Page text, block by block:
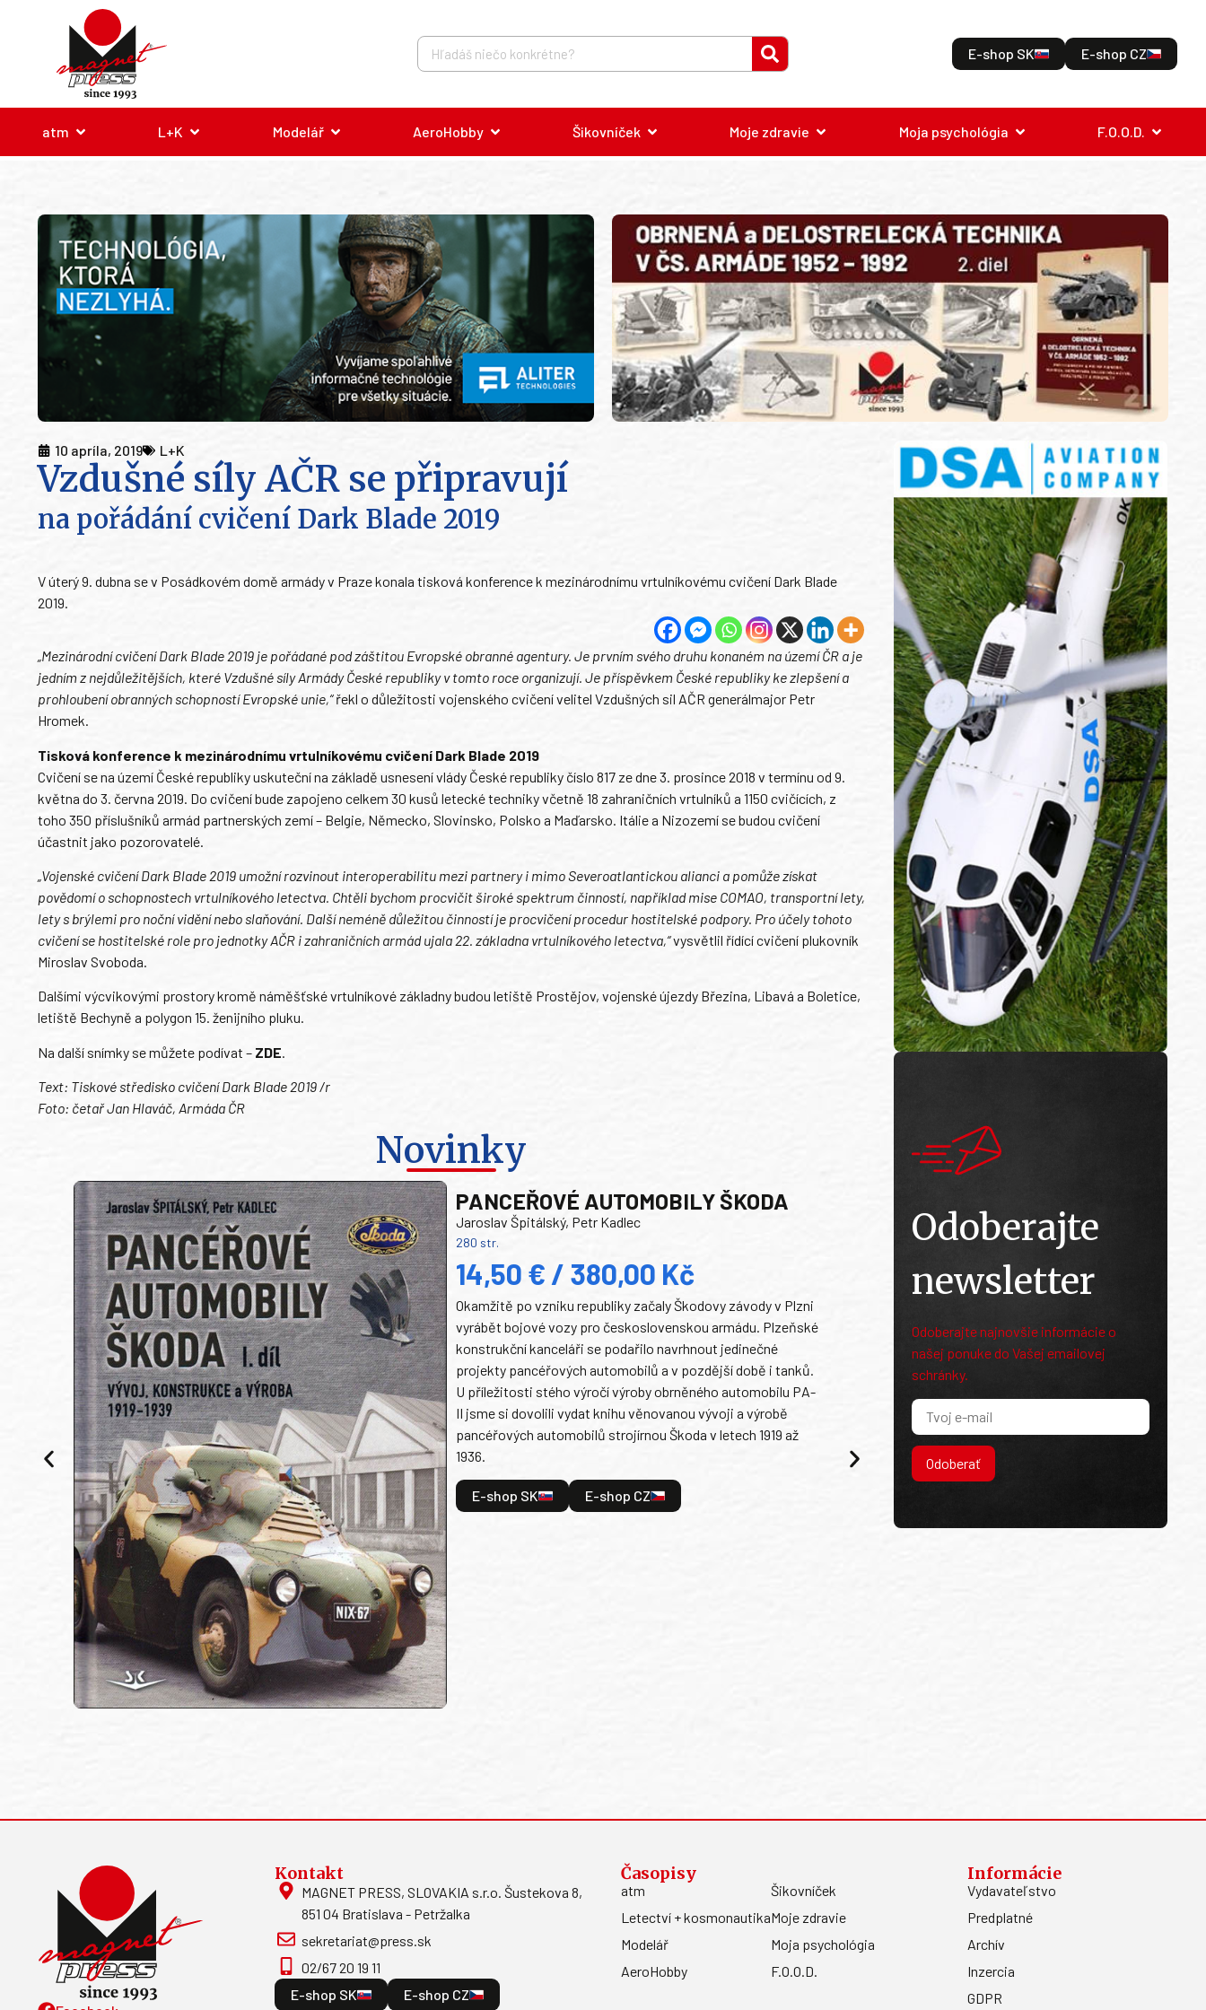
E-shop SK E-shop CZ
atm L+K Modelář AeroHobby Šikovníček Moje zdravie Moja psychológia F.O.O.D.
10 apríla, 2019 L+K
Vzdušné síly AČR se připravují
na pořádání cvičení Dark Blade 2019
V úterý 9. dubna se v Posádkovém domě armády v Praze konala tisková konference k mezinárodnímu vrtulníkovému cvičení Dark Blade
2019.
„Mezinárodní cvičení Dark Blade 2019 je pořádané pod záštitou Evropské obranné agentury. Je prvním svého druhu konaném na území ČR a je
jedním z nejdůležitějších, které Vzdušné síly Armády České republiky v tomto roce organizují. Je příspěvkem České republiky ke zlepšení a
prohloubení obranných schopností Evropské unie,“řekl o důležitosti vojenského cvičení velitel Vzdušných sil AČR generálmajor Petr
Hromek.
Tisková konference k mezinárodnímu vrtulníkovému cvičení Dark Blade 2019
Cvičení se na území České republiky uskuteční na základě usnesení vlády České republiky číslo 817 ze dne 3. prosince 2018 v termínu od 9.
května do 3. června 2019. Do cvičení bude zapojeno celkem 30 kusů letecké techniky včetně 18 zahraničních vrtulníků a 1150 cvičících, z
toho 350 příslušníků armád partnerských zemí – Belgie, Německo, Slovinsko, Polsko a Maďarsko. Itálie a Nizozemí se budou cvičení
účastnit jako pozorovatelé.
„Vojenské cvičení Dark Blade 2019 umožní rozvinout interoperabilitu mezi partnery i mimo Severoatlantickou alianci a pomůže získat
povědomí o schopnostech vrtulníkového letectva. Chtěli bychom procvičit široké spektrum činností, například mise COMAO, transportní lety,
lety s brýlemi pro noční vidění nebo slaňování. Další neméně důležitou činností je procvičení procedur hostitelské podpory. Pro účely tohoto
cvičení se hostitelské role pro jednotky AČR i zahraničních armád ujala 22. základna vrtulníkového letectva,“vysvětlil řídící cvičení plukovník
Miroslav Svoboda.
Dalšími výcvikovými prostory kromě náměšťské vrtulníkové základny budou letiště Prostějov, vojenské újezdy Březina, Libavá a Boletice,
letiště Bechyně a polygon 15. ženijního pluku.
Na další snímky se můžete podívat – ZDE
Text: Tiskové středisko cvičení Dark Blade 2019 /r
Foto: četař Jan Hlaváč, Armáda ČR
Novinky
PANCEŘOVÉ AUTOMOBILY ŠKODA
Jaroslav Špitálský, Petr Kadlec
280 str.
14,50 € / 380,00 Kč
Okamžitě po vzniku republiky začaly Škodovy závody v Plzni
vyrábět bojové vozy pro československou armádu. Plzeňské
konstrukční kanceláři se podařilo navrhnout jedinečné
projekty pancéřových automobilů a v pozdější době i tanků.
U příležitosti stého výročí výroby obrněného automobilu PA-
II jsme si dovolili vydat knihu věnovanou vývoji a výrobě
pancéřových automobilů strojírnou Škoda v letech 1919 až
1936.
E-shop SK E-shop CZ
Odoberajte
newsletter
Odoberajte najnovšie informácie o
našej ponuke do Vašej emailovej
schránky.
Odoberať
Kontakt
MAGNET PRESS, SLOVAKIA s.r.o. Šustekova 8,
851 04 Bratislava - Petržalka
sekretariat@press.sk
02/67 20 19 11
E-shop SK
E-shop CZ
Časopisy
atm
Letectví + kosmonautika
Modelář
AeroHobby
Šikovníček
Moje zdravie
Moja psychológia
F.O.O.D.
Informácie
Vydavateľstvo
Predplatné
Archív
Inzercia
GDPR